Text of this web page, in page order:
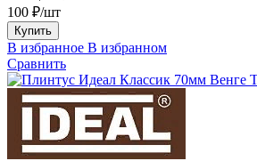
100 ₽/шт
Купить
В избранное В избранном
Сравнить